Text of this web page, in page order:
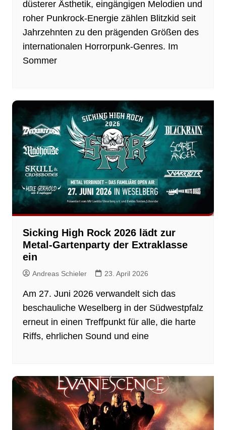
düsterer Ästhetik, eingängigen Melodien und
roher Punkrock-Energie zählen Blitzkid seit
Jahrzehnten zu den prägenden Größen des
internationalen Horrorpunk-Genres. Im
Sommer
Sicking High Rock 2026 lädt zur
Metal-Gartenparty der Extraklasse
ein
Andreas Schieler 23. April 2026
Am 27. Juni 2026 verwandelt sich das
beschauliche Weselberg in der Südwestpfalz
erneut in einen Treffpunkt für alle, die harte
Riffs, ehrlichen Sound und eine